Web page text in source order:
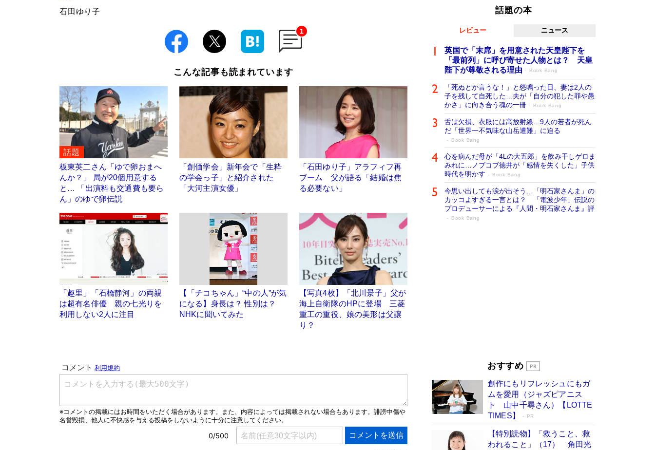
石田ゆり子
1
こんな記事も読まれています
話題
板東英二さん「ゆで卵おまへ
んか？」 局が20個用意する
と… 「出演料も交通費も要ら
ん」のゆで卵伝説
「創価学会」新年会で「生粋
の学会っ子」と紹介された
「大河主演女優」
「石田ゆり子」アラフィフ再
ブーム 父が語る「結婚は焦
る必要ない」
「趣里」「石橋静河」の両親
は超有名俳優 親の七光りを
利用しない2人に注目
【「チコちゃん」“中の人”が気
になる】身長は？ 性別は？
NHKに聞いてみた
【写真4枚】「北川景子」父が
海上自衛隊のHPに登場 三菱
重工の重役、娘の美形は父譲
り？
話題の本
レビュー ニュース
英国で「末席」を用意された天皇陛下を
「最前列」に呼び寄せた人物とは？ 天皇
陛下が尊敬される理由
Book Bang
「死ぬとか言うな！」と怒鳴った日、妻は2人の
子を残して自死した…夫が「自分の犯した罪や愚
かさ」に向き合う魂の一冊
Book Bang
舌は欠損、衣服には高放射線…9人の若者が死ん
だ「世界一不気味な山岳遭難」に迫る
Book Bang
心を病んだ母が「4Lの大五郎」を飲み干しゲロま
みれに…ノブコブ徳井が「感情を失くした」子供
時代を明かす
Book Bang
今思い出しても涙が出そう…「明石家さんま」の
カッコよすぎる一言とは？ 「電波少年」伝説の
プロデューサーによる『人間・明石家さんま』評
Book Bang
俳優・高嶋政伸が家族に教わった“人を育てるコ
東野圭吾、伊坂幸太郎の人気シリーズ最新作どち
らも文庫化 映画化された直木賞受賞作もランク
イン［文庫ベストセラー］
Book Bang
おすすめ
創作にもリフレッシュにもガ
ムを愛用（ジャズピアニス
ト 山中千尋さん）【LOTTE
TIMES】
PR
【特別読物】「救うこと、救
われること」（17） 角田光